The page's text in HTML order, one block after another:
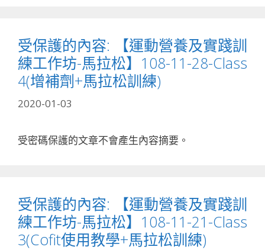
受保護的內容: 【運動營養及實踐訓
練工作坊-馬拉松】108-11-28-Class
4(增補劑+馬拉松訓練)
2020-01-03
受密碼保護的文章不會產生內容摘要。
受保護的內容: 【運動營養及實踐訓
練工作坊-馬拉松】108-11-21-Class
3(Cofit使用教學+馬拉松訓練)